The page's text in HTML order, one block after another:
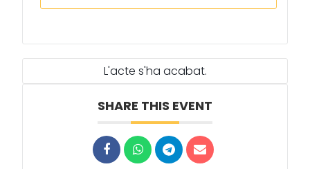
L'acte s'ha acabat.
SHARE THIS EVENT